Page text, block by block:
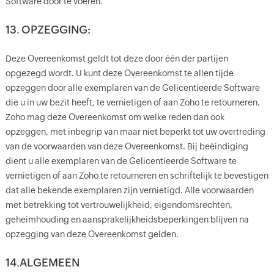
13. OPZEGGING:
Deze Overeenkomst geldt tot deze door één der partijen
opgezegd wordt. U kunt deze Overeenkomst te allen tijde
opzeggen door alle exemplaren van de Gelicentieerde Software
die u in uw bezit heeft, te vernietigen of aan Zoho te retourneren.
Zoho mag deze Overeenkomst om welke reden dan ook
opzeggen, met inbegrip van maar niet beperkt tot uw overtreding
van de voorwaarden van deze Overeenkomst. Bij beëindiging
dient u alle exemplaren van de Gelicentieerde Software te
vernietigen of aan Zoho te retourneren en schriftelijk te bevestigen
dat alle bekende exemplaren zijn vernietigd. Alle voorwaarden
met betrekking tot vertrouwelijkheid, eigendomsrechten,
geheimhouding en aansprakelijkheidsbeperkingen blijven na
opzegging van deze Overeenkomst gelden.
14.ALGEMEEN